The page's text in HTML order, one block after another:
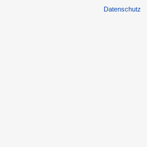
Datenschutz